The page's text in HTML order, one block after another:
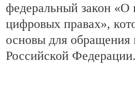
федеральный закон «О
цифровых правах»,
основы для обращения
Российской